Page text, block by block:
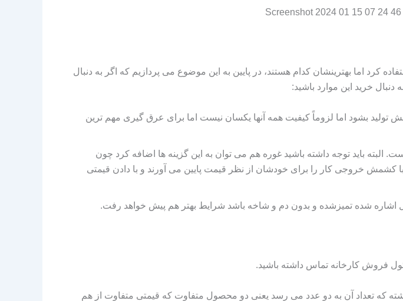
کرد اما بهترینشان کدام هستند، در پایین به این موضوع می‌ پردازیم که اگر به دنبال
خرید این موارد باشید:
تولید بشود اما لزوماً کیفیت همه آنها یکسان نیست اما برای عرق‌ گیری مهم‌ ترین
البته باید توجه داشته باشید غوره هم می‌ توان به این گزینه‌ ها اضافه کرد چون
کشمش خروجی کار را برای خودشان از نظر قیمت پایین می‌ آورند و با دادن قیمتی
اشاره شده تمیزشده و بدون دم و شاخه باشد شرایط بهتر هم پیش خواهد رفت.
فروش کارخانه تماس داشته باشید.
که تعداد آن به دو عدد می‌ رسد یعنی دو محصول متفاوت که قیمتی متفاوت از هم